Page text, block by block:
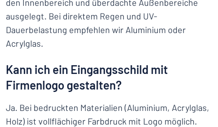
den Innenbereich und überdachte Außenbereiche
ausgelegt. Bei direktem Regen und UV-
Dauerbelastung empfehlen wir Aluminium oder
Acrylglas.
Kann ich ein Eingangsschild mit
Firmenlogo gestalten?
Ja. Bei bedruckten Materialien (Aluminium, Acrylglas,
Holz) ist vollflächiger Farbdruck mit Logo möglich.